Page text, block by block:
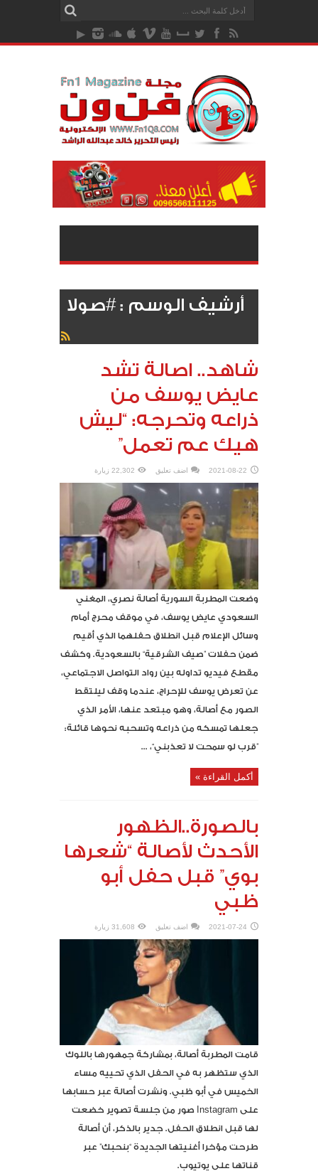
أرشيف الوسم :#صولا
شاهد.. اصالة تشد
عايض يوسف من
ذراعه وتحرجه: “ليش
هيك عم تعمل”
2021-08-22 اضف تعليق 22,302 زيارة
وضعت المطربة السورية أصالة نصري، المغني
السعودي عايض يوسف، في موقف محرج أمام
وسائل الإعلام قبل انطلاق حفلهما الذي أقيم
ضمن حفلات ”صيف الشرقية“ بالسعودية. وكشف
مقطع فيديو تداوله بين رواد التواصل الاجتماعي،
عن تعرض يوسف للإحراج، عندما وقف ليلتقط
الصور مع أصالة، وهو مبتعد عنها، الأمر الذي
جعلها تمسكه من ذراعه وتسحبه نحوها قائلة:
”قرب لو سمحت لا تعذبني“، ...
أكمل القراءة »
بالصورة..الظهور
الأحدث لأصالة “شعرها
بوي” قبل حفل أبو
ظبي
2021-07-24 اضف تعليق 31,608 زيارة
قامت المطربة أصالة، بمشاركة جمهورها باللوك
الذي ستظهر به في الحفل الذي تحييه مساء
الخميس في أبو ظبي. ونشرت أصالة عبر حسابها
على Instagram صور من جلسة تصوير خضعت
لها قبل انطلاق الحفل. جدير بالذكر، أن أصالة
طرحت مؤخرا أغنيتها الجديدة “بنحبك” عبر
قناتها على يوتيوب.